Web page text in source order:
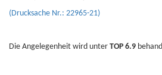
(Drucksache Nr.: 22965-21)
Die Angelegenheit wird unter TOP 6.9